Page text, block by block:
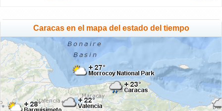
Caracas en el mapa del estado del tiempo